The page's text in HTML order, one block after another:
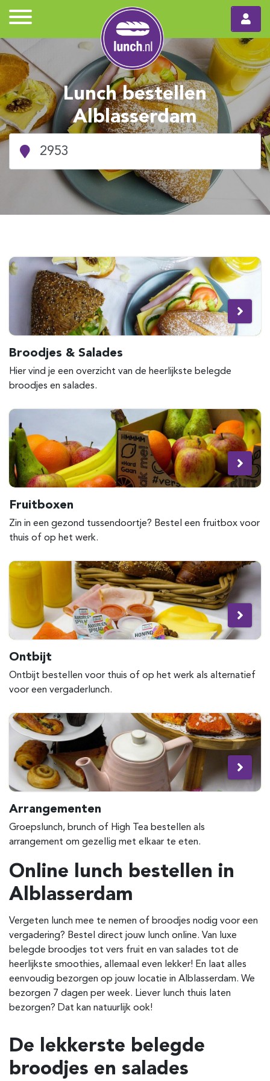
Lunch bestellen
Alblasserdam
Broodjes & Salades
Hier vind je een overzicht van de heerlijkste belegde
broodjes en salades.
Fruitboxen
Zin in een gezond tussendoortje? Bestel een fruitbox voor
thuis of op het werk.
Ontbijt
Ontbijt bestellen voor thuis of op het werk als alternatief
voor een vergaderlunch.
Arrangementen
Groepslunch, brunch of High Tea bestellen als
arrangement om gezellig met elkaar te eten.
Online lunch bestellen in
Alblasserdam
Vergeten lunch mee te nemen of broodjes nodig voor een
vergadering? Bestel direct jouw lunch online. Van luxe
belegde broodjes tot vers fruit en van salades tot de
heerlijkste smoothies, allemaal even lekker! En laat alles
eenvoudig bezorgen op jouw locatie in Alblasserdam. We
bezorgen 7 dagen per week. Liever lunch thuis laten
bezorgen? Dat kan natuurlijk ook!
De lekkerste belegde
broodjes en salades